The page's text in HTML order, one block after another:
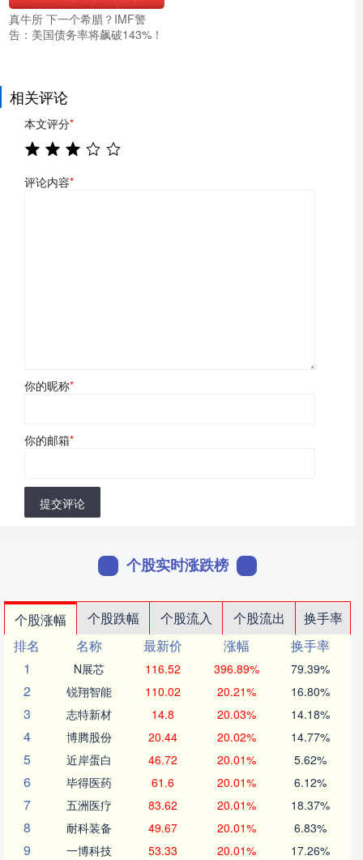
真牛所 下一个希腊？IMF警
告：美国债务率将飙破143%！
相关评论
本文评分*
评论内容*
你的昵称*
你的邮箱*
提交评论
个股实时涨跌榜
个股涨幅 个股跌幅 个股流入 个股流出
换手率
排名
名称 最新价 涨幅
换手率
1
N展芯 116.52 396.89% 79.39%
2 锐翔智能 110.02 20.21% 16.80%
3 志特新材 14.8 20.03% 14.18%
4 博腾股份 20.44 20.02% 14.77%
5 近岸蛋白 46.72 20.01% 5.62%
6 毕得医药 61.6 20.01% 6.12%
7 五洲医疗 83.62 20.01% 18.37%
8 耐科装备 49.67 20.01% 6.83%
9 一博科技 53.33 20.01% 17.26%